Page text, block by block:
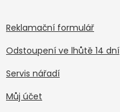
Reklamační formulář
Odstoupení ve lhůtě 14 dní
Servis nářadí
Můj účet